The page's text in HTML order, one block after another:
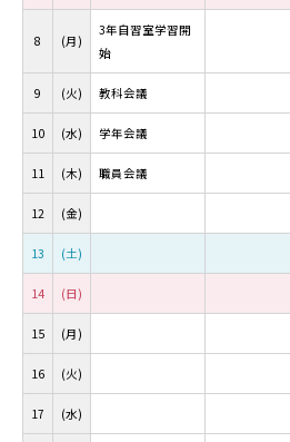
8 (月)
3年自習室学習開
始
9 (火) 教科会議
10 (水) 学年会議
11 (木) 職員会議
12 (金)
13 (土)
14 (日)
15 (月)
16 (火)
17 (水)